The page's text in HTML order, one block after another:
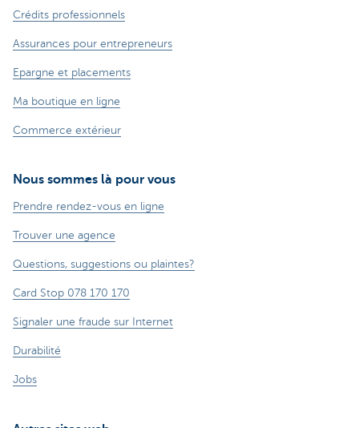
Crédits professionnels
Assurances pour entrepreneurs
Epargne et placements
Ma boutique en ligne
Commerce extérieur
Nous sommes là pour vous
Prendre rendez-vous en ligne
Trouver une agence
Questions, suggestions ou plaintes?
Card Stop 078 170 170
Signaler une fraude sur Internet
Durabilité
Jobs